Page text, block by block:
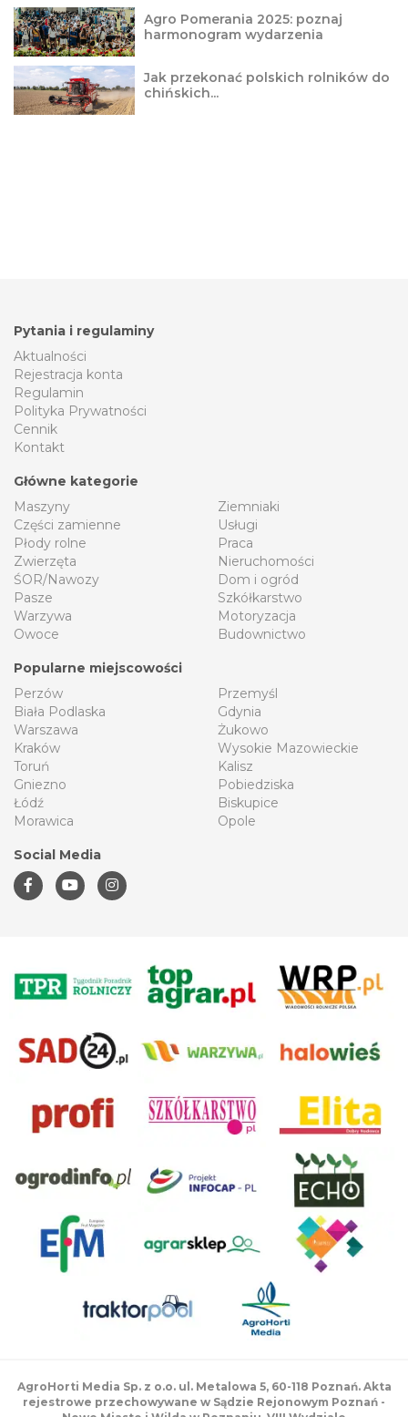
Agro Pomerania 2025: poznaj
harmonogram wydarzenia
Jak przekonać polskich rolników do
chińskich...
Pytania i regulaminy
Aktualności
Rejestracja konta
Regulamin
Polityka Prywatności
Cennik
Kontakt
Główne kategorie
Maszyny
Części zamienne
Płody rolne
Zwierzęta
ŚOR/Nawozy
Pasze
Warzywa
Owoce
Ziemniaki
Usługi
Praca
Nieruchomości
Dom i ogród
Szkółkarstwo
Motoryzacja
Budownictwo
Popularne miejscowości
Perzów
Biała Podlaska
Warszawa
Kraków
Toruń
Gniezno
Łódź
Morawica
Przemyśl
Gdynia
Żukowo
Wysokie Mazowieckie
Kalisz
Pobiedziska
Biskupice
Opole
Social Media
AgroHorti Media Sp. z o.o. ul. Metalowa 5, 60-118 Poznań. Akta
rejestrowe przechowywane w Sądzie Rejonowym Poznań -